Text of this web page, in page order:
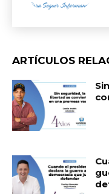
ARTÍCULOS